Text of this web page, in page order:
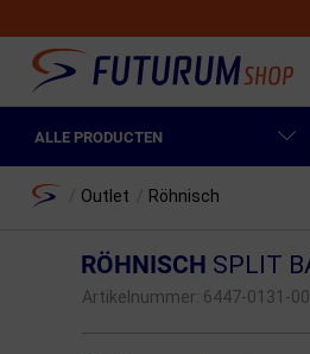
ALLE PRODUCTEN
Fietskleding Heren
Fietsonderdelen
Home Outlet Röhnisch
RÖHNISCH SPLIT
Artikelnummer: 6447-0131-